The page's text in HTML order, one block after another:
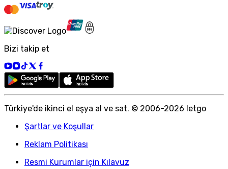
Bizi takip et
Türkiye'de ikinci el eşya al ve sat. © 2006-2026 letgo
Şartlar ve Koşullar
Reklam Politikası
Resmi Kurumlar için Kılavuz